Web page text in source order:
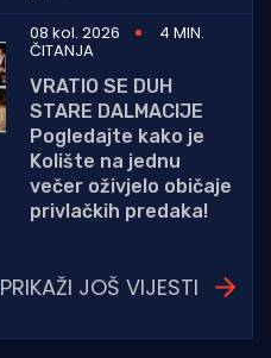
08 kol. 2026
4 MIN.
ČITANJA
VRATIO SE DUH
STARE DALMACIJE
Pogledajte kako je
Kolište na jednu
večer oživjelo običaje
privlačkih predaka!
PRIKAŽI JOŠ VIJESTI